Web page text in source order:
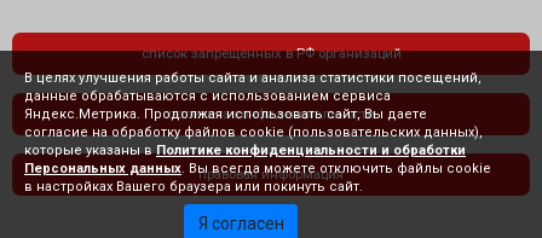
список запрещенных в РФ организаций
политика конфиденциальности
правовая информация
В целях улучшения работы сайта и анализа статистики посещений,
данные обрабатываются с использованием сервиса
Яндекс.Метрика. Продолжая использовать сайт, Вы даете
согласие на обработку файлов cookie (пользовательских данных),
которые указаны в Политике конфиденциальности и обработки
Персональных данных . Вы всегда можете отключить файлы cookie
в настройках Вашего браузера или покинуть сайт.
Я согласен